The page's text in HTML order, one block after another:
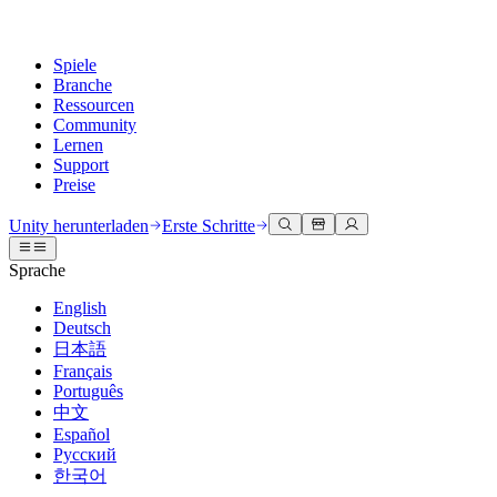
Spiele
Branche
Ressourcen
Community
Lernen
Support
Preise
Unity Engine
Erstellen Sie 2D- und 3D-Spiele für jede Plattform
Zusammenarbeit
Schnell mit Ihrem Team zusammenarbeiten und iterieren
Unity herunterladen
Abonnements und Preise
Bereitstellen
Multiplattform
3D-Zusammenarbeit
Erstellen und überprüfen Sie 3D-Projekte in Echtzeit
Immersive Schulung
In immersiven Umgebungen trainieren
Kundenerlebnisse
Interaktive 3D-Erlebnisse erstellen
Branchen
Fertigung
Dokumentation
Entwicklertools
Versionsfreigaben und Fehlerverfolgung
Roadmap
Bevorstehende Funktionen überprüfen
Glossar
Diskussionen
Veranstaltungen
Globale und lokale Veranstaltungen
Gemeinschaftsgeschichten
Made with Unity
Präsentation von Unity-Schöpfern
Unity Learn
Meistern Sie Unity-Fähigkeiten kostenlos
Professionelles Training
Verbessern Sie Ihr Team mit Unity-Trainern
Neu bei Unity
Erste Schritte
Beginnen Sie noch heute mit dem Lernen
Unity Essential Pathways
Hilfe erhalten
Wir helfen Ihnen, mit Unity erfolgreich zu sein
Erfolgspläne
Erreichen Sie Ihre Ziele schneller mit Expertenunterstützung
FAQ
Antworten auf häufige Fragen
Kontakt aufnehmen
Verbinden Sie sich mit unserem Team
Unity herunterladen Erste Schritte
Sprache
English
Deutsch
日本語
Français
Português
中文
Español
Русский
한국어